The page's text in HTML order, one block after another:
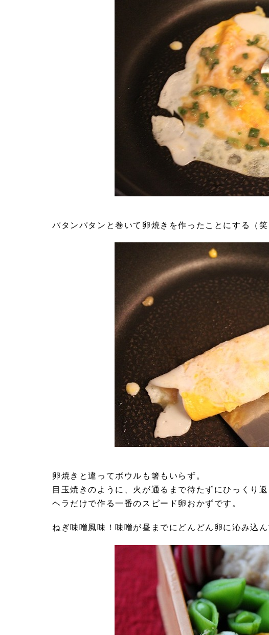
パタンパタンと巻いて卵焼きを作ったことにする（笑
卵焼きと違ってボウルも箸もいらず。
目玉焼きのように、火が通るまで待たずにひっくり返
ヘラだけで作る一番のスピード卵おかずです。
ねぎ味噌風味！味噌が昼までにどんどん卵に沁み込ん